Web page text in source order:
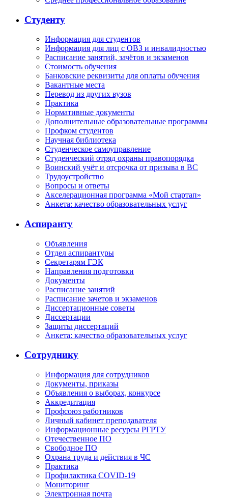
Студенту
Информация для студентов
Информация для лиц с ОВЗ и инвалидностью
Расписание занятий, зачётов и экзаменов
Стоимость обучения
Банковские реквизиты для оплаты обучения
Вакантные места
Перевод из других вузов
Практика
Нормативные документы
Дополнительные образовательные программы
Профком студентов
Научная библиотека
Студенческое самоуправление
Студенческий отряд охраны правопорядка
Воинский учёт и отсрочка от призыва в ВС
Трудоустройство
Вопросы и ответы
Акселерационная программа «Мой стартап»
Анкета: качество образовательных услуг
Аспиранту
Объявления
Отдел аспирантуры
Секретарям ГЭК
Направления подготовки
Документы
Расписание занятий
Расписание зачетов и экзаменов
Диссертационные советы
Диссертации
Защиты диссертаций
Анкета: качество образовательных услуг
Сотруднику
Информация для сотрудников
Документы, приказы
Объявления о выборах, конкурсе
Аккредитация
Профсоюз работников
Личный кабинет преподавателя
Информационные ресурсы РГРТУ
Отечественное ПО
Свободное ПО
Охрана труда и действия в ЧС
Практика
Профилактика COVID-19
Мониторинг
Электронная почта